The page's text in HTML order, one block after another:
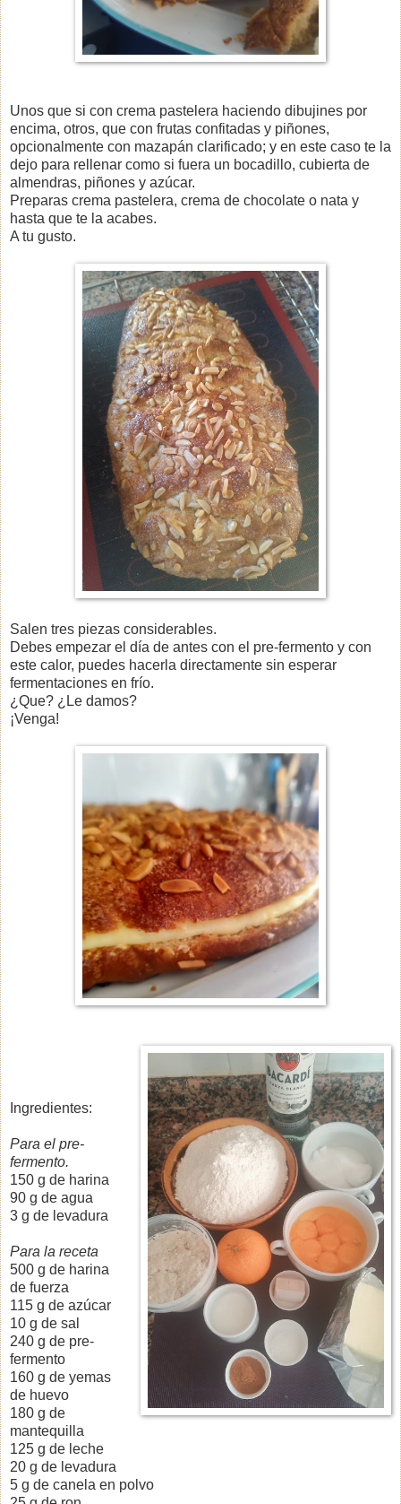
Unos que si con crema pastelera haciendo dibujines por
encima, otros, que con frutas confitadas y piñones,
opcionalmente con mazapán clarificado; y en este caso te la
dejo para rellenar como si fuera un bocadillo, cubierta de
almendras, piñones y azúcar.
Preparas crema pastelera, crema de chocolate o nata y
hasta que te la acabes.
A tu gusto.
Salen tres piezas considerables.
Debes empezar el día de antes con el pre-fermento y con
este calor, puedes hacerla directamente sin esperar
fermentaciones en frío.
¿Que? ¿Le damos?
¡Venga!
Ingredientes:
Para el pre-
fermento.
150 g de harina
90 g de agua
3 g de levadura
Para la receta
500 g de harina
de fuerza
115 g de azúcar
10 g de sal
240 g de pre-
fermento
160 g de yemas
de huevo
180 g de
mantequilla
125 g de leche
20 g de levadura
5 g de canela en polvo